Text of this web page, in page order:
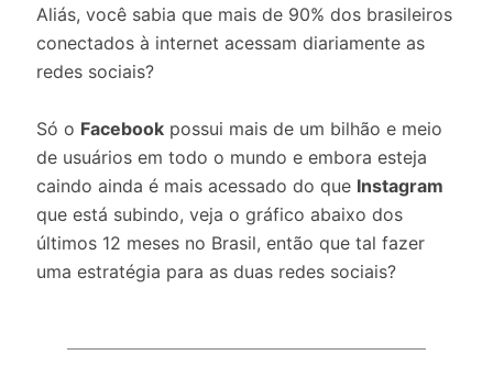
Aliás, você sabia que mais de 90% dos brasileiros
conectados à internet acessam diariamente as
redes sociais?
Só o Facebook possui mais de um bilhão e meio
de usuários em todo o mundo e embora esteja
caindo ainda é mais acessado do que Instagram
que está subindo, veja o gráfico abaixo dos
últimos 12 meses no Brasil, então que tal fazer
uma estratégia para as duas redes sociais?